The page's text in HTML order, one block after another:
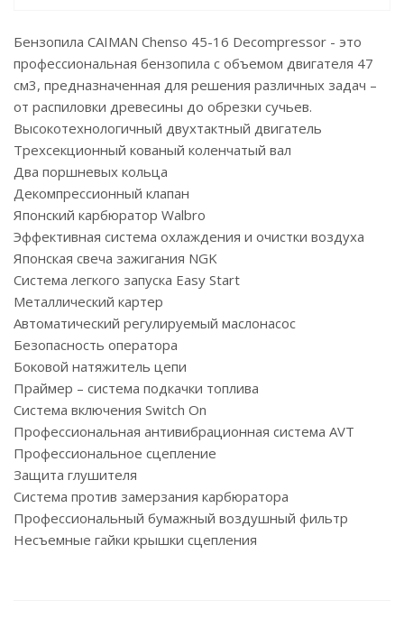
Бензопила CAIMAN Chenso 45-16 Decompressor - это
профессиональная бензопила с объемом двигателя 47
см3, предназначенная для решения различных задач –
от распиловки древесины до обрезки сучьев.
Высокотехнологичный двухтактный двигатель
Трехсекционный кованый коленчатый вал
Два поршневых кольца
Декомпрессионный клапан
Японский карбюратор Walbro
Эффективная система охлаждения и очистки воздуха
Японская свеча зажигания NGK
Система легкого запуска Easy Start
Металлический картер
Автоматический регулируемый маслонасос
Безопасность оператора
Боковой натяжитель цепи
Праймер – система подкачки топлива
Система включения Switch On
Профессиональная антивибрационная система AVT
Профессиональное сцепление
Защита глушителя
Система против замерзания карбюратора
Профессиональный бумажный воздушный фильтр
Несъемные гайки крышки сцепления